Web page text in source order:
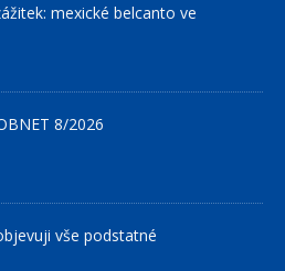
mexické belcanto ve
8/2026
vše podstatné